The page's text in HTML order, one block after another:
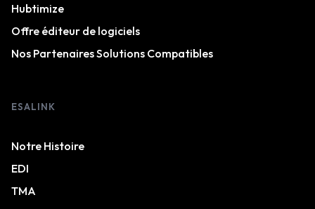
Hubtimize
Offre éditeur de logiciels
Nos Partenaires Solutions Compatibles
ESALINK
Notre Histoire
EDI
TMA